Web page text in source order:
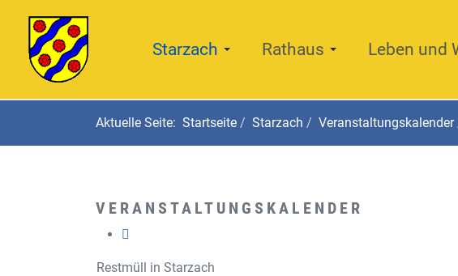
Starzach Rathaus Leben und
Aktuelle Seite: Startseite Starzach Veranstaltungskalender
VERANSTALTUNGSKALENDER
Restmüll in Starzach